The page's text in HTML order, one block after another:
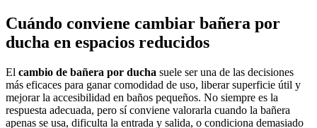
Cuándo conviene cambiar bañera por
ducha en espacios reducidos
El cambio de bañera por ducha suele ser una de las decisiones
más eficaces para ganar comodidad de uso, liberar superficie útil y
mejorar la accesibilidad en baños pequeños. No siempre es la
respuesta adecuada, pero sí conviene valorarla cuando la bañera
apenas se usa, dificulta la entrada y salida, o condiciona demasiado